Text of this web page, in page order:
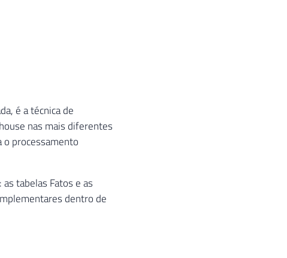
é a técnica de
nas mais diferentes
processamento
tabelas Fatos e as
dentro de